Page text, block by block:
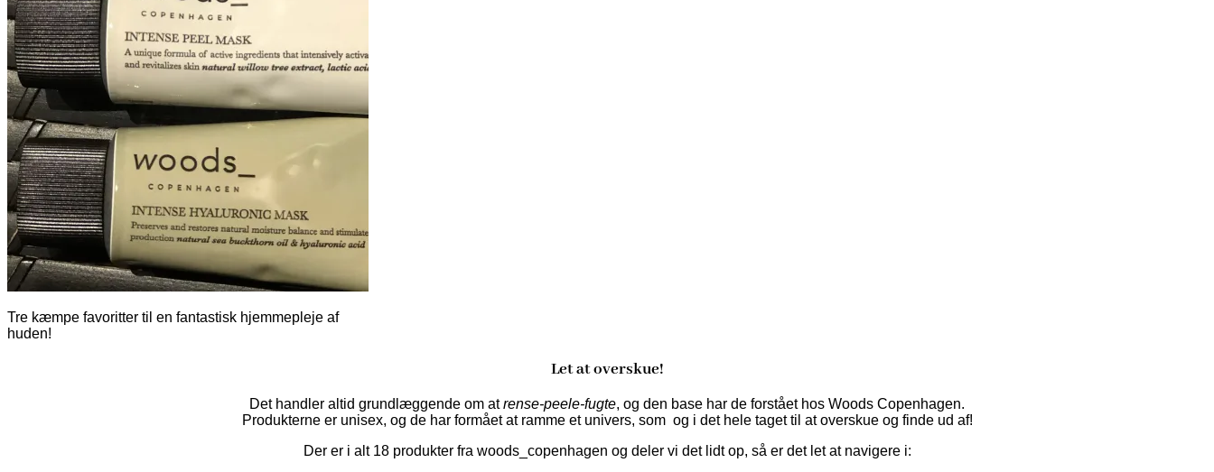
Tre kæmpe favoritter til en fantastisk hjemmepleje af
huden!
Let at overskue!
Det handler altid grundlæggende om atrense-peele-fugte, og den base har de forstået hos Woods Copenhagen.
Produkterne er unisex, og de har formået at ramme et univers, som og i det hele taget til at overskue og finde ud af!
Der er i alt 18 produkter fra woods_copenhagen og deler vi det lidt op, så er det let at navigere i: